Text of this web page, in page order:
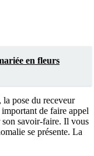
en fleurs
pose du receveur
de faire appel
savoir-faire. Il vous
se présente. La